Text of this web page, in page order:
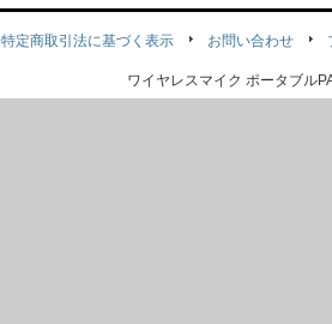
特定商取引法に基づく表示 お問い合わせ
ワイヤレスマイク ポータブル